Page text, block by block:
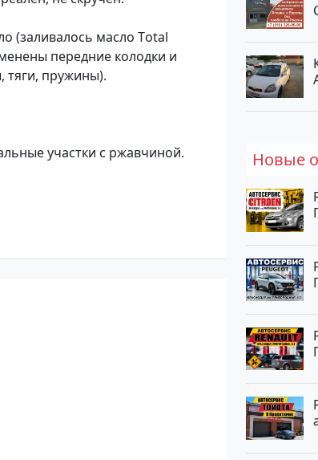
(заливалoсь мacлo Тotal
передние колодки и
тяги, пружины).
участки с ржавчиной. Новые